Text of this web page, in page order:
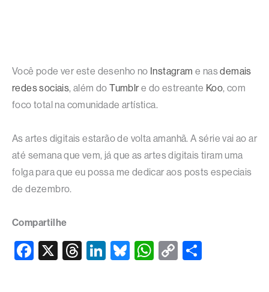
Você pode ver este desenho no Instagram e nasdemais
redes sociais, além doTumblre do estreante Koo, com
foco total na comunidade artística.
As artes digitais estarão de volta amanhã. A série vai ao ar
até semana que vem, já que as artes digitais tiram uma
folga para que eu possa me dedicar aos posts especiais
de dezembro.
Compartilhe
F
X
T
Li
Bl
W
C